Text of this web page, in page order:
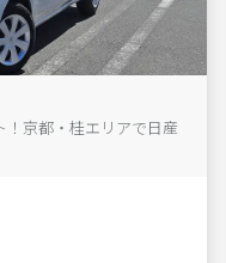
！京都・桂エリアで日産